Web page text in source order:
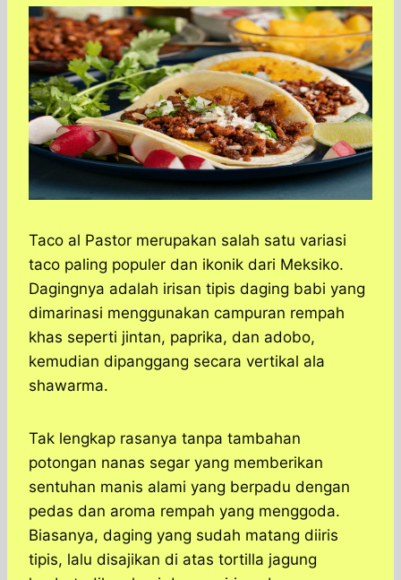
Taco al Pastor merupakan salah satu variasi
taco paling populer dan ikonik dari Meksiko.
Dagingnya adalah irisan tipis daging babi yang
dimarinasi menggunakan campuran rempah
khas seperti jintan, paprika, dan adobo,
kemudian dipanggang secara vertikal ala
shawarma.
Tak lengkap rasanya tanpa tambahan
potongan nanas segar yang memberikan
sentuhan manis alami yang berpadu dengan
pedas dan aroma rempah yang menggoda.
Biasanya, daging yang sudah matang diiris
tipis, lalu disajikan di atas tortilla jagung